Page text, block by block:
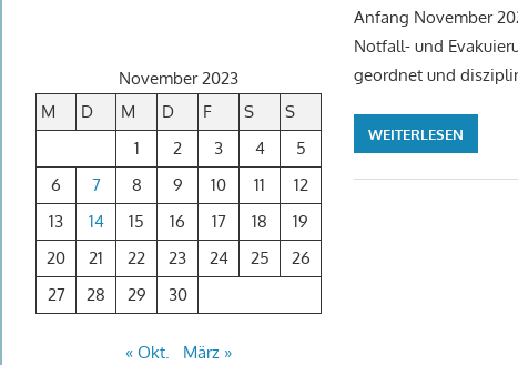
Anfang November
Notfall- und
geordnet und
WEITERLESEN
November 2023
M
D M D F S
S
1
2 3 4
5
6
7 8 9 10 11
12
13
14 15 16 17 18
19
20
21 22 23 24 25
26
27
28 29 30
« Okt. März »